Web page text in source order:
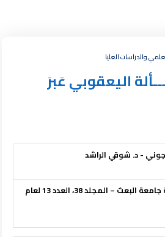
والدراسات العليا
اليعقوبي عَبرَ
- د. شوقي الراشد
مجلة جامعة البعث – المجلد 38، العدد 13 لعام